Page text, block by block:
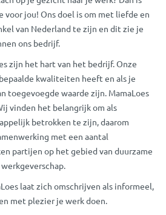
voor jou! Ons doel is om met liefde en
van Nederland te zijn en dit zie je
ons bedrijf.
zijn het hart van het bedrijf. Onze
kwaliteiten heeft en als je
toegevoegde waarde zijn. MamaLoes
vinden het belangrijk om als
betrokken te zijn, daarom
met een aantal
partijen op het gebied van duurzame
laat zich omschrijven als informeel,
met plezier je werk doen.